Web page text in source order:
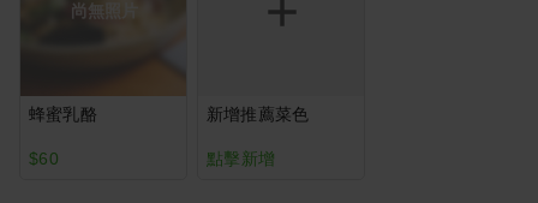
尚無照片
蜂蜜乳酪
$60
新增推薦菜色
點擊新增